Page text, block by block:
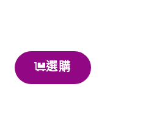
選購